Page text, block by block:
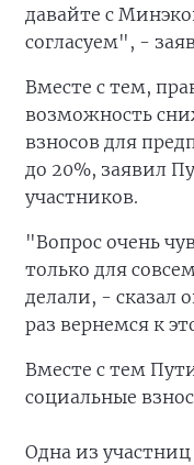
давайте с
согласуем", -
Вместе с тем,
возможность
взносов для
до 20%, заявил
участников.
"Вопрос очень
только для
делали, - сказал
раз вернемся к
Вместе с тем
социальные
Одна из